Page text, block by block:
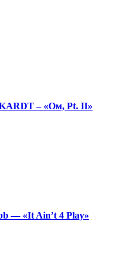
– «Ом, Pt. II»
— «It Ain’t 4 Play»